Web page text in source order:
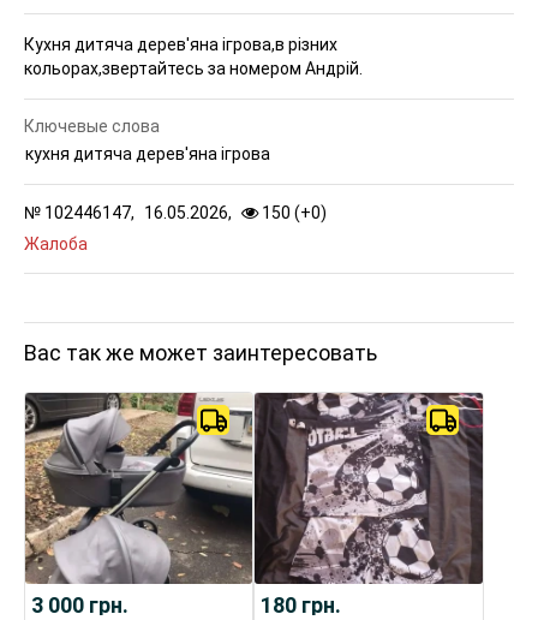
Кухня дитяча дерев'яна ігрова,в різних
кольорах,звертайтесь за номером Андрій.
№ 102446147, 16.05.2026, 150 (+0)
Жалоба
Ключевые слова
кухня дитяча дерев'яна ігрова
Вас так же может заинтересовать
3 000 грн. 180 грн.